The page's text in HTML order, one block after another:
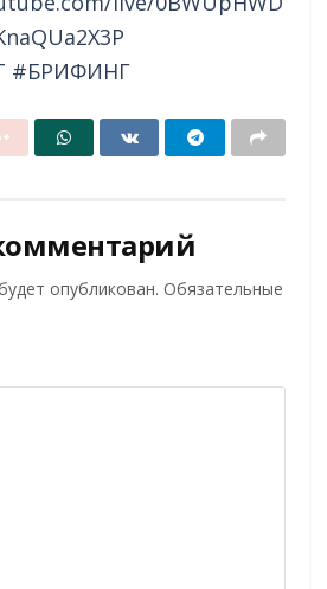
#БРИФИНГ
опубликован. Обязательные